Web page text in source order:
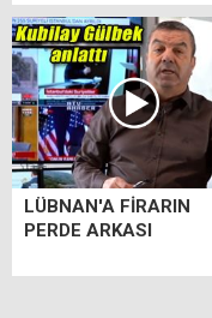
LÜBNAN'A FİRARIN
PERDE ARKASI